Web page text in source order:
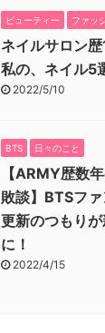
ビューティー ファッ
ネイルサロン
私の、ネイル5
2022/5/10
BTS 日々のこと
【ARMY歴数
敗談】BTSフ
更新のつもり
に！
2022/4/15